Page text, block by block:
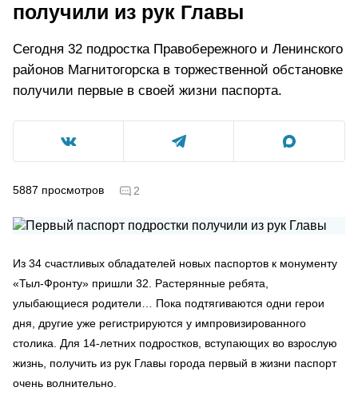
получили из рук Главы
Сегодня 32 подростка Правобережного и Ленинского
районов Магнитогорска в торжественной обстановке
получили первые в своей жизни паспорта.
5887 просмотров 2
Из 34 счастливых обладателей новых паспортов к монументу
«Тыл-Фронту» пришли 32. Растерянные ребята,
улыбающиеся родители… Пока подтягиваются одни герои
дня, другие уже регистрируются у импровизированного
столика. Для 14-летних подростков, вступающих во взрослую
жизнь, получить из рук Главы города первый в жизни паспорт
очень волнительно.